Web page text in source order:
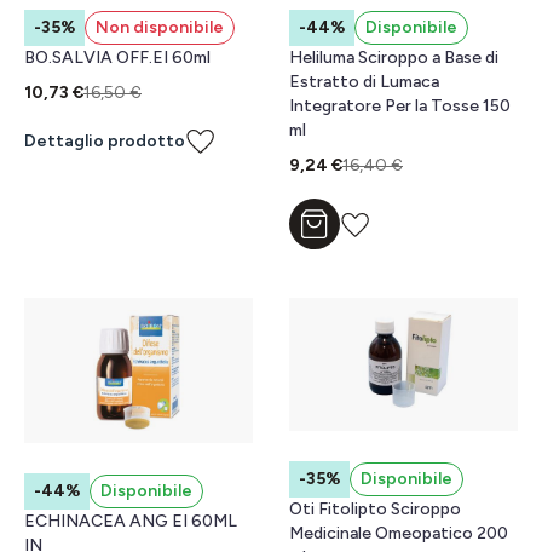
-35%
Non disponibile
BO.SALVIA OFF.EI 60ml
10,73 €16,50 €
Dettaglio prodotto
-44%
Disponibile
Heliluma Sciroppo a Base di
Estratto di Lumaca
Integratore Per la Tosse 150
ml
9,24 €16,40 €
Aggiungi al carrello
-44%
Disponibile
ECHINACEA ANG EI 60ML
IN
-35%
Disponibile
Oti Fitolipto Sciroppo
Medicinale Omeopatico 200